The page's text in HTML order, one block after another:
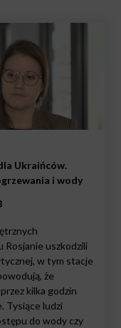
Ukraińców.
i wody
Rosjanie uszkodzili
w tym stacje
że
kilka godzin
Tysiące ludzi
do wody czy